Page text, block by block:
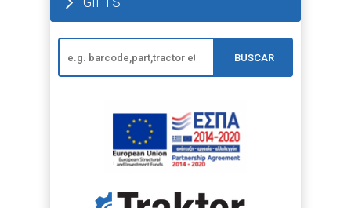
BUSCAR